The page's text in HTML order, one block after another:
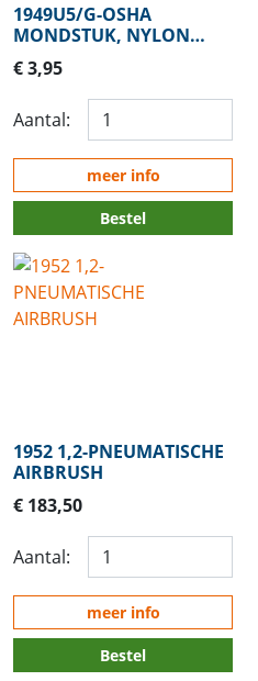
1949U5/G-OSHA
MONDSTUK, NYLON
GLASFIBER
€ 3,95
Aantal:
meer info
Bestel
1952 1,2-PNEUMATISCHE
AIRBRUSH
€ 183,50
Aantal:
meer info
Bestel